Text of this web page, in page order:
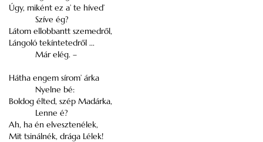
Úgy, miként ez a’ te híved’
Szíve ég?
Látom ellobbantt szemedről,
Lángoló tekíntetedről ...
Már elég. –
Hátha engem sírom’ árka
Nyelne bé:
Boldog élted, szép Madárka,
Lenne é?
Ah, ha én elvesztenélek,
Mit tsinálnék, drága Lélek!